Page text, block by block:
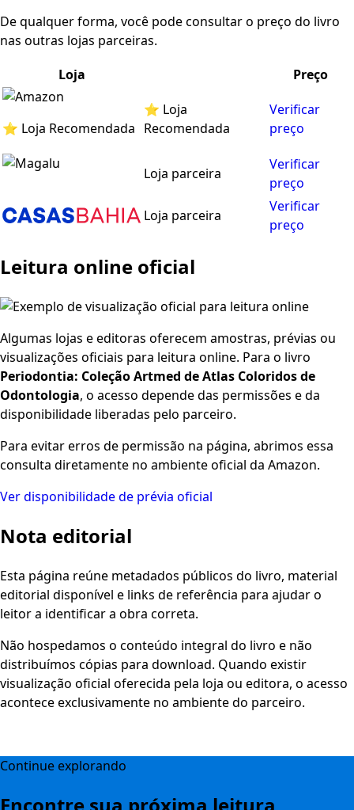
De qualquer forma, você pode consultar o preço do livro
nas outras lojas parceiras.
Loja
Preço
⭐ Loja Recomendada
⭐ Loja
Recomendada
Verificar
preço
Loja parceira
Verificar
preço
Loja parceira
Verificar
preço
Leitura online oficial
Algumas lojas e editoras oferecem amostras, prévias ou
visualizações oficiais para leitura online. Para o livro
Periodontia: Coleção Artmed de Atlas Coloridos de
Odontologia, o acesso depende das permissões e da
disponibilidade liberadas pelo parceiro.
Para evitar erros de permissão na página, abrimos essa
consulta diretamente no ambiente oficial da Amazon.
Ver disponibilidade de prévia oficial
Nota editorial
Esta página reúne metadados públicos do livro, material
editorial disponível e links de referência para ajudar o
leitor a identificar a obra correta.
Não hospedamos o conteúdo integral do livro e não
distribuímos cópias para download. Quando existir
visualização oficial oferecida pela loja ou editora, o acesso
acontece exclusivamente no ambiente do parceiro.
Continue explorando
Encontre sua próxima leitura